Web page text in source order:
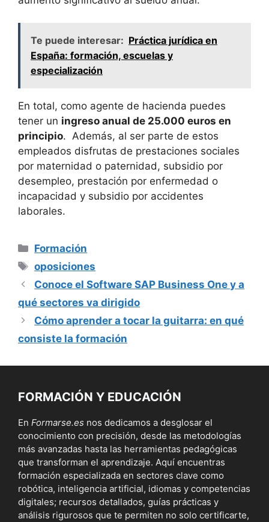
Te puede interesar: Práctica jurídica en
España: formación, escuelas y
especialización
En total, como agente de hacienda puedes
tener un ingreso anual de 25.000 euros en
principio. Además, al ser parte de estos
empleados disfrutas de prestaciones sociales
por maternidad o paternidad, subsidio por
desempleo, prestación por enfermedad o
incapacidad y subsidio por accidentes
laborales.
Categorías
Formación
Etiquetas
oposiciones
Conoce el Software SAP Business One y a
qué sectores va dirigido
Cómo aprender a tocar la guitarra: en qué
consiste la formación
FORMACIÓN Y EDUCACIÓN
En Formarse.es nos dedicamos a desglosar el
conocimiento con precisión, desde las metodologías
más avanzadas hasta las herramientas pedagógicas
que transforman el aprendizaje. Aquí encuentras
formación especializada en sectores clave como
robótica, inteligencia artificial, idiomas y competencias
digitales; recursos detallados, guías prácticas y
análisis rigurosos que te permiten no solo certificarte,